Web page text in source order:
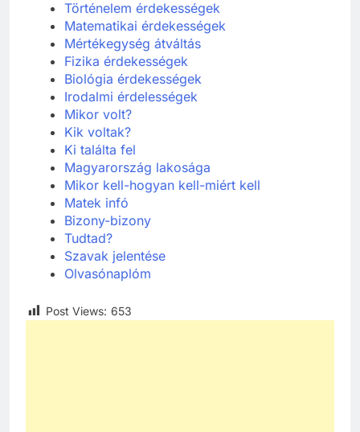
Történelem érdekességek
Matematikai érdekességek
Mértékegység átváltás
Fizika érdekességek
Biológia érdekességek
Irodalmi érdelességek
Mikor volt?
Kik voltak?
Ki találta fel
Magyarország lakosága
Mikor kell-hogyan kell-miért kell
Matek infó
Bizony-bizony
Tudtad?
Szavak jelentése
Olvasónaplóm
Post Views: 653